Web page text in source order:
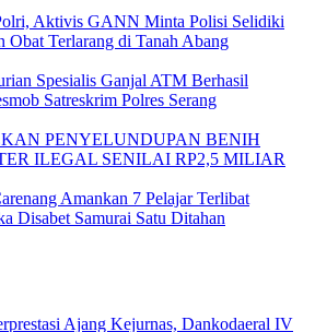
Aktivis GANN Minta Polisi Selidiki
Obat Terlarang di Tanah Abang
Spesialis Ganjal ATM Berhasil
Satreskrim Polres Serang
PENYELUNDUPAN BENIH
ILEGAL SENILAI RP2,5 MILIAR
Amankan 7 Pelajar Terlibat
Disabet Samurai Satu Ditahan
Ajang Kejurnas, Dankodaeral IV